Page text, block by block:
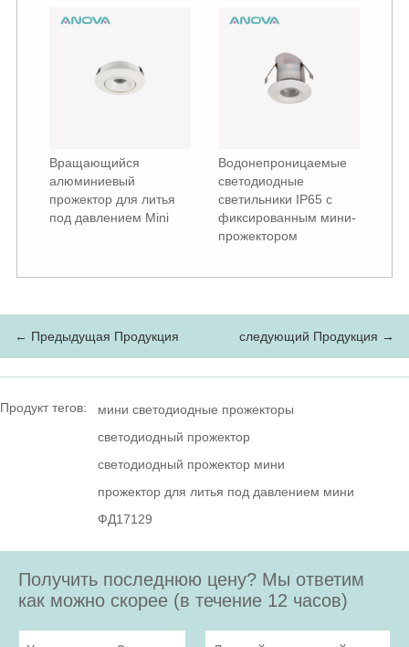
Вращающийся
алюминиевый
прожектор для литья
под давлением Mini
Водонепроницаемые
светодиодные
светильники IP65 с
фиксированным мини-
прожектором
← Предыдущая Продукция следующий Продукция →
Продукт тегов:
мини светодиодные прожекторы
светодиодный прожектор
светодиодный прожектор мини
прожектор для литья под давлением мини
ФД17129
Получить последнюю цену? Мы ответим
как можно скорее (в течение 12 часов)